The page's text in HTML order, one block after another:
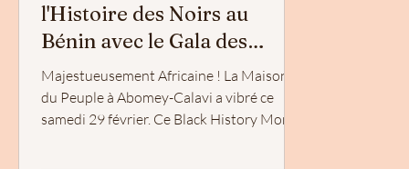
l'Histoire des Noirs au
Bénin avec le Gala des
Femmes Noires Inspirantes
Majestueusement Africaine ! La Maison
du Peuple à Abomey-Calavi a vibré ce
samedi 29 février. Ce Black History Month